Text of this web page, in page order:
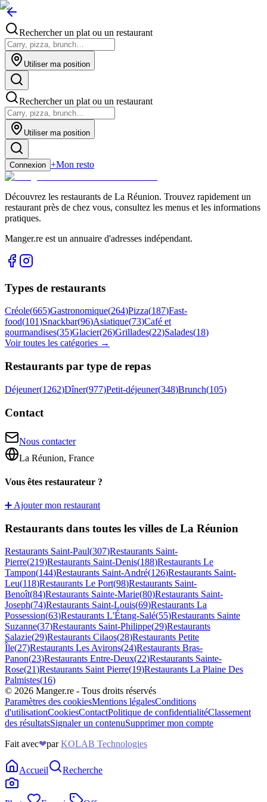
Rechercher un plat ou un restaurant
Utiliser ma position
Rechercher un plat ou un restaurant
Utiliser ma position
Connexion +Mon resto
Découvrez les restaurants de La Réunion. Trouvez rapidement un
restaurant près de chez vous, consultez les menus et les informations
pratiques.
Manger.re est un annuaire d'adresses indépendant.
Types de restaurants
Créole(665)Gastronomique(264)Pizza(187)Fast-
food(101)Snackbar(96)Asiatique(73)Café et
gourmandises(35)Glacier(26)Grillades(22)Salades(18)
Voir toutes les catégories →
Restaurants par type de repas
Déjeuner(1262)Dîner(977)Petit-déjeuner(348)Brunch(105)
Contact
Nous contacter
La Réunion, France
Vous êtes restaurateur ?
➕ Ajouter mon restaurant
Restaurants dans toutes les villes de La Réunion
Restaurants Saint-Paul(307)Restaurants Saint-
Pierre(219)Restaurants Saint-Denis(188)Restaurants Le
Tampon(144)Restaurants Saint-André(126)Restaurants Saint-
Leu(118)Restaurants Le Port(98)Restaurants Saint-
Benoît(84)Restaurants Sainte-Marie(80)Restaurants Saint-
Joseph(74)Restaurants Saint-Louis(69)Restaurants La
Possession(63)Restaurants L'Étang-Salé(55)Restaurants Sainte
Suzanne(37)Restaurants Saint-Philippe(29)Restaurants
Salazie(29)Restaurants Cilaos(28)Restaurants Petite
Île(27)Restaurants Les Avirons(24)Restaurants Bras-
Panon(23)Restaurants Entre-Deux(22)Restaurants Sainte-
Rose(21)Restaurants Saint Pierre(19)Restaurants La Plaine Des
Palmistes(16)
© 2026 Manger.re - Tous droits réservés
Paramètres des cookiesMentions légalesConditions
d'utilisationCookiesContactPolitique de confidentialitéClassement
des résultatsSignaler un contenuSupprimer mon compte
Fait avec❤par KOLAB Technologies
Accueil Recherche